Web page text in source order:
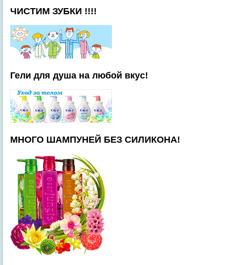
ЧИСТИМ ЗУБКИ !!!!
Гели для душа на любой вкус!
МНОГО ШАМПУНЕЙ БЕЗ СИЛИКОНА!